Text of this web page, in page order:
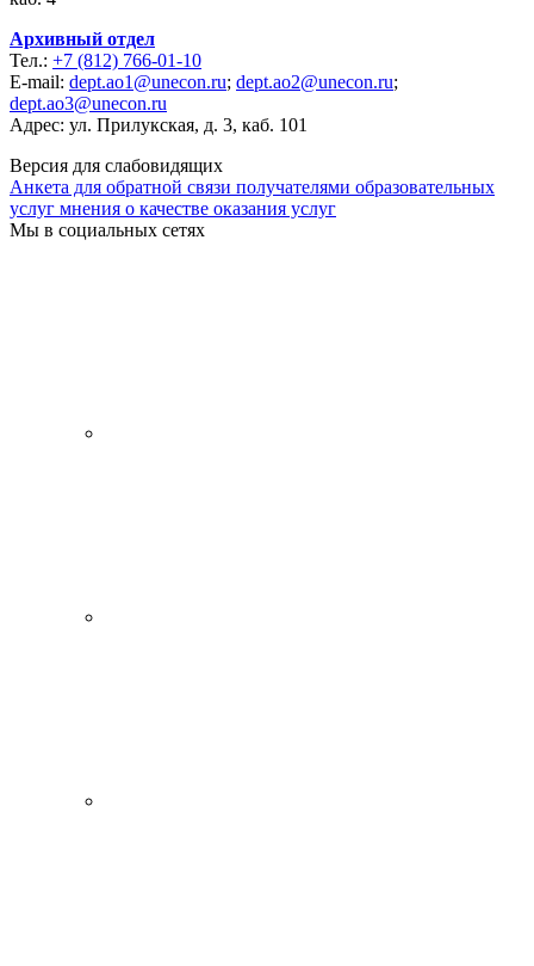
Архивный отдел
Тел.: +7 (812) 766-01-10
E-mail: dept.ao1@unecon.ru; dept.ao2@unecon.ru;
dept.ao3@unecon.ru
Адрес: ул. Прилукская, д. 3, каб. 101
Версия для слабовидящих
Анкета для обратной связи получателями образовательных
услуг мнения о качестве оказания услуг
Мы в социальных сетях